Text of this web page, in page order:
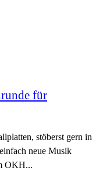
für
stöberst gern in
neue Musik
OKH...